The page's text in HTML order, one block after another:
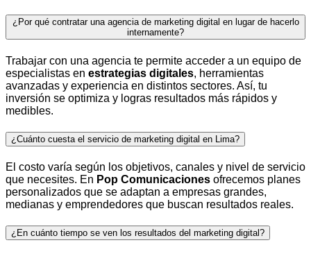
¿Por qué contratar una agencia de marketing digital en lugar de hacerlo
internamente?
Trabajar con una agencia te permite acceder a un equipo de
especialistas en estrategias digitales, herramientas
avanzadas y experiencia en distintos sectores. Así, tu
inversión se optimiza y logras resultados más rápidos y
medibles.
¿Cuánto cuesta el servicio de marketing digital en Lima?
El costo varía según los objetivos, canales y nivel de servicio
que necesites. En Pop Comunicaciones ofrecemos planes
personalizados que se adaptan a empresas grandes,
medianas y emprendedores que buscan resultados reales.
¿En cuánto tiempo se ven los resultados del marketing digital?